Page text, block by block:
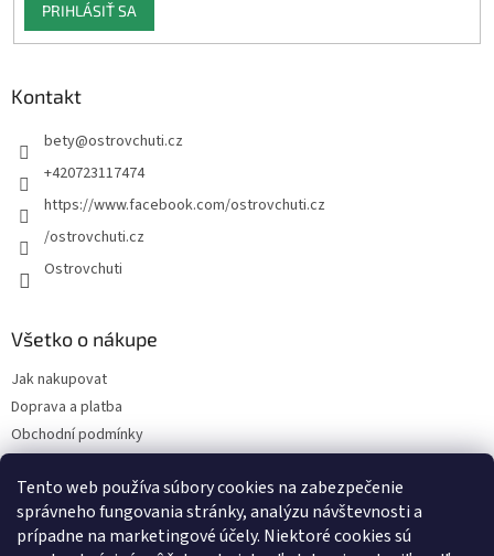
Tento web používa súbory cookies na zabezpečenie
správneho fungovania stránky, analýzu návštevnosti a
prípadne na marketingové účely. Niektoré cookies sú
PRIHLÁSIŤ SA
Kontakt
bety@ostrovchuti.cz
+420723117474
https://www.facebook.com/ostrovchuti.cz
/ostrovchuti.cz
Ostrovchuti
Všetko o nákupe
Jak nakupovat
Doprava a platba
Obchodní podmínky
Predplatné
O nás
Sezónnosť exotického ovocia